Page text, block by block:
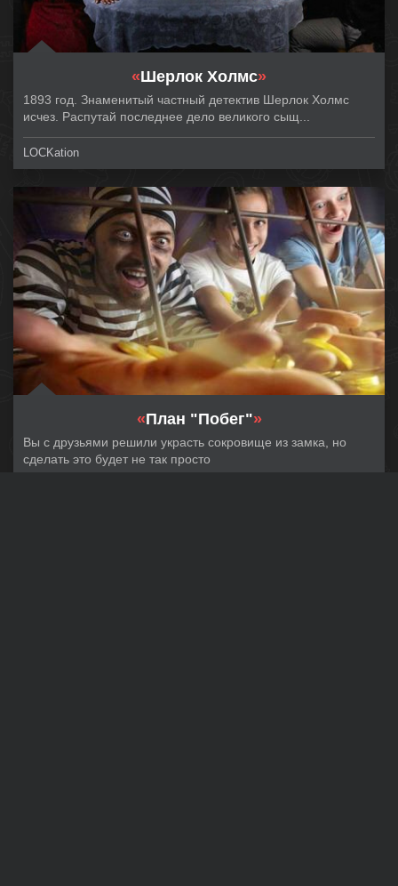
«Шерлок Холмс»
1893 год. Знаменитый частный детектив Шерлок Холмс
исчез. Распутай последнее дело великого сыщ...
LOCKation
«План "Побег"»
Вы с друзьями решили украсть сокровище из замка, но
сделать это будет не так просто